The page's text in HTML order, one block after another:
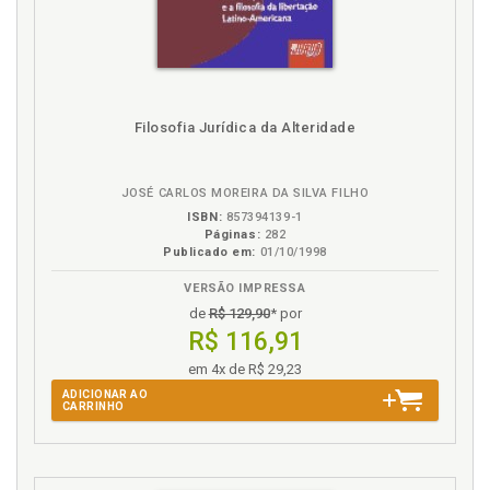
Morfologia, p. 183
científica, p. 53
Ordens jurídicas, p. 232
Positivismo analítico. Formalismo metodológico/
positivismo analítico, p. 36
Progresso, p. 122
Filosofia Jurídica da Alteridade
JOSÉ CARLOS MOREIRA DA SILVA FILHO
ISBN: 857394139-1
Páginas: 282
Publicado em: 01/10/1998
VERSÃO IMPRESSA
deR$ 129,90* por
R$ 116,91
em 4x de R$ 29,23
ADICIONAR AO
CARRINHO